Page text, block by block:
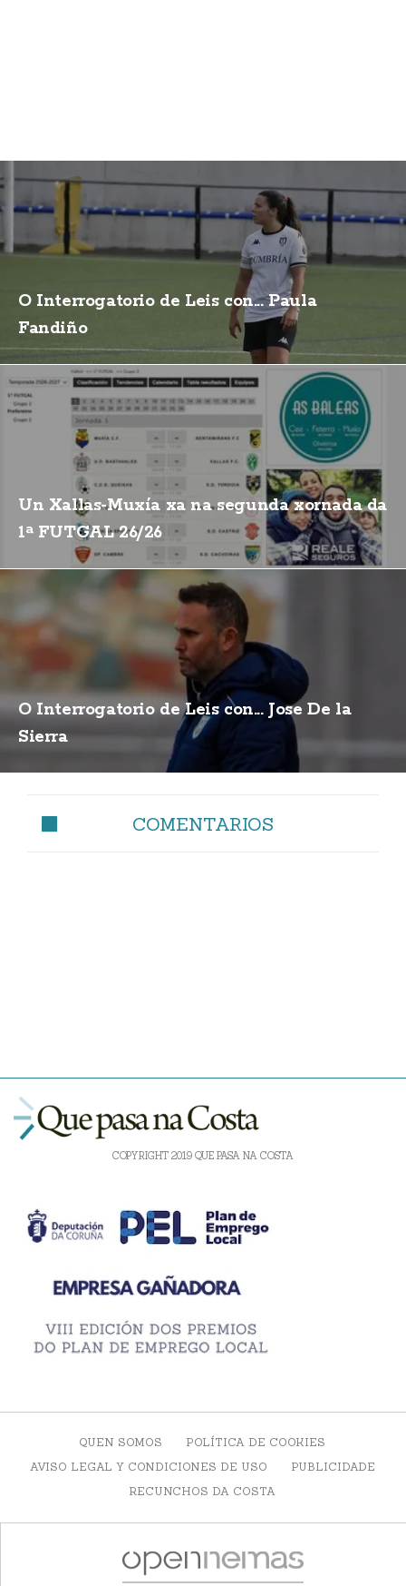
O Interrogatorio de Leis con... Paula
Fandiño
Un Xallas-Muxía xa na segunda xornada da
1ª FUTGAL 26/26
O Interrogatorio de Leis con... Jose De la
Sierra
COMENTARIOS
COPYRIGHT 2019 QUE PASA NA COSTA
QUEN SOMOS
POLÍTICA DE COOKIES
AVISO LEGAL Y CONDICIONES DE USO
PUBLICIDADE
RECUNCHOS DA COSTA